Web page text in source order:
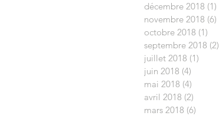
décembre 2018 (1)
novembre 2018 (6)
octobre 2018 (1)
septembre 2018 (2)
juillet 2018 (1)
juin 2018 (4)
mai 2018 (4)
avril 2018 (2)
mars 2018 (6)